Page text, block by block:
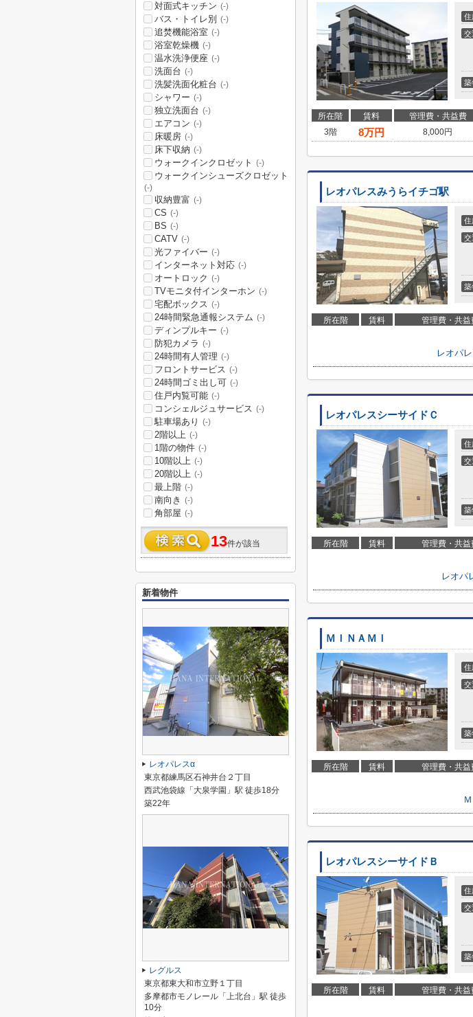
住
交
築
所在階 賃料 管理費・共益費
3階
8万円 8,000円
レオパレスみうらイチゴ駅
住
交
築
所在階 賃料 管理費・共益
レオパ
レオパレスシーサイドＣ
住
交
築
所在階 賃料 管理費・共益
レオパ
ＭＩＮＡＭＩ
住
交
築
所在階 賃料 管理費・共益
レオパレスシーサイドＢ
住
交
築
所在階 賃料 管理費・共益
対面式キッチン (-)
バス・トイレ別 (-)
追焚機能浴室 (-)
浴室乾燥機 (-)
温水洗浄便座 (-)
洗面台 (-)
洗髪洗面化粧台 (-)
シャワー (-)
独立洗面台 (-)
エアコン (-)
床暖房 (-)
床下収納 (-)
ウォークインクロゼット (-)
ウォークインシューズクロゼット
(-)
収納豊富 (-)
CS (-)
BS (-)
CATV (-)
光ファイバー (-)
インターネット対応 (-)
オートロック (-)
TVモニタ付インターホン (-)
宅配ボックス (-)
24時間緊急通報システム (-)
ディンプルキー (-)
防犯カメラ (-)
24時間有人管理 (-)
フロントサービス (-)
24時間ゴミ出し可 (-)
住戸内覧可能 (-)
コンシェルジュサービス (-)
駐車場あり (-)
2階以上 (-)
1階の物件 (-)
10階以上 (-)
20階以上 (-)
最上階 (-)
南向き (-)
角部屋 (-)
13件が該当
新着物件
レオパレスα
東京都練馬区石神井台２丁目
西武池袋線「大泉学園」駅 徒歩18分
築22年
レグルス
東京都東大和市立野１丁目
多摩都市モノレール「上北台」駅 徒歩
10分